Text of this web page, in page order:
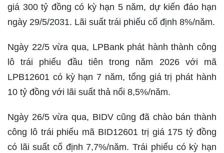
giá 300 tỷ đồng có kỳ hạn 5 năm, dự kiến đáo hạn
ngày 29/5/2031. Lãi suất trái phiếu cố định 8%/năm.
Ngày 22/5 vừa qua, LPBank phát hành thành công
lô trái phiếu đầu tiên trong năm 2026 với mã
LPB12601 có kỳ hạn 7 năm, tổng giá trị phát hành
10 tỷ đồng với lãi suất thả nổi 8,5%/năm.
Ngày 26/5 vừa qua, BIDV cũng đã chào bán thành
công lô trái phiếu mã BID12601 trị giá 175 tỷ đồng
có lãi suất cố định 7,7%/năm. Trái phiếu có kỳ hạn